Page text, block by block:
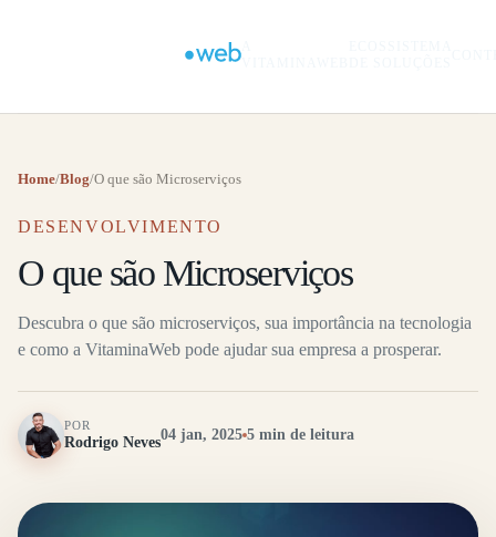
Home/Blog/O que são Microserviços
DESENVOLVIMENTO
O que são Microserviços
Descubra o que são microserviços, sua importância na tecnologia
e como a VitaminaWeb pode ajudar sua empresa a prosperar.
POR
Rodrigo Neves04 jan, 2025 5 min de leitura